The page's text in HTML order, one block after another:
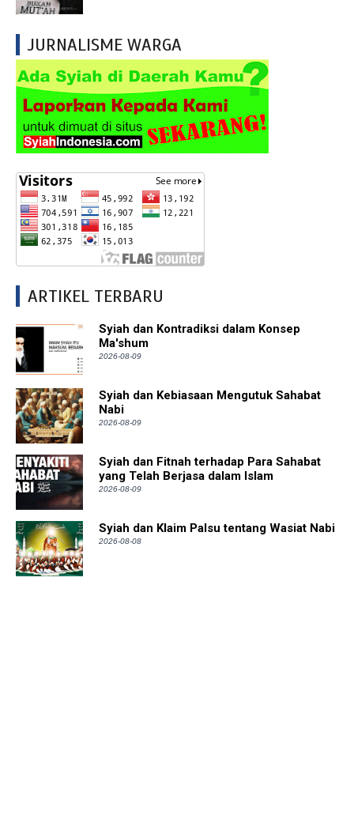
JURNALISME WARGA
ARTIKEL TERBARU
Syiah dan Kontradiksi dalam Konsep
Ma'shum
2026-08-09
Syiah dan Kebiasaan Mengutuk Sahabat
Nabi
2026-08-09
Syiah dan Fitnah terhadap Para Sahabat
yang Telah Berjasa dalam Islam
2026-08-09
Syiah dan Klaim Palsu tentang Wasiat Nabi
2026-08-08